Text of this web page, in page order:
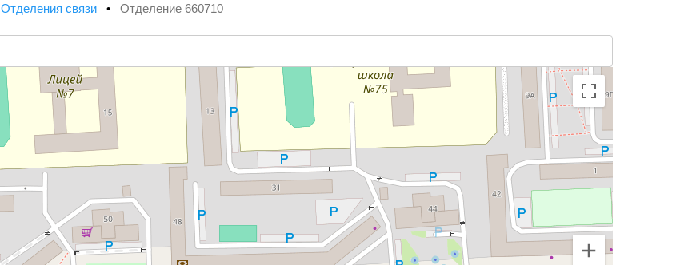
Отделения связи • Отделение 660710